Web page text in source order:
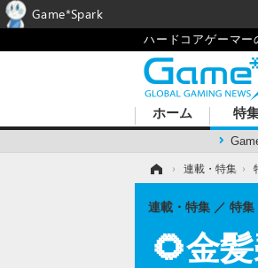
ハードコアゲーマー
ホーム 特
› 連載・特集 ›
🌻金
連載・特集 特集
Game*Spark